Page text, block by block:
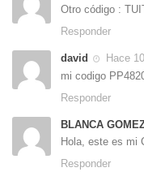
Otro código :
Responder
david
Hace
mi codigo
Responder
BLANCA
Hola, este es mi
Responder